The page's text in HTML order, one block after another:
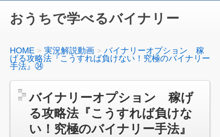
おうちで学べるバイナリー
HOME 実況解説動画
バイナリーオプション 稼
げる攻略法『こうすれば負けない！究極のバイナリー
手法』㉞
バイナリーオプション 稼げ
る攻略法『こうすれば負けな
い！究極のバイナリー手法』